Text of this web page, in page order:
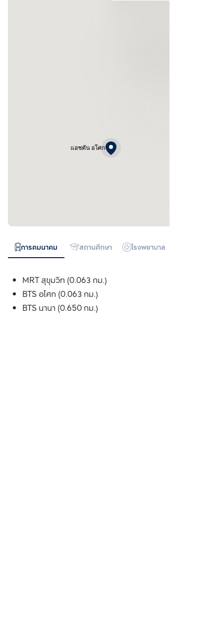
แอชตัน อโศก
การคมนาคม สถานศึกษา โรงพยาบาล
MRT สุขุมวิท (0.063 กม.)
BTS อโศก (0.063 กม.)
BTS นานา (0.650 กม.)